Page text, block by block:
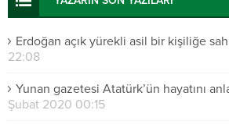
Erdoğan açık yürekli asil bir kişiliğe
22:08
Yunan gazetesi Atatürk’ün hayatını
Şubat 2020 00:15